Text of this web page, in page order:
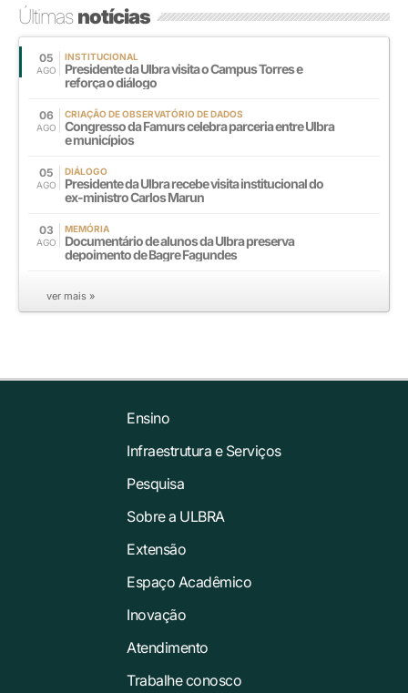
Últimasnotícias
05
AGO
INSTITUCIONAL
Presidente da Ulbra visita o Campus Torres e
reforça o diálogo
06
AGO
CRIAÇÃO DE OBSERVATÓRIO DE DADOS
Congresso da Famurs celebra parceria entre Ulbra
e municípios
05
AGO
DIÁLOGO
Presidente da Ulbra recebe visita institucional do
ex-ministro Carlos Marun
03
AGO
MEMÓRIA
Documentário de alunos da Ulbra preserva
depoimento de Bagre Fagundes
ver mais »
Ensino
Infraestrutura e Serviços
Pesquisa
Sobre a ULBRA
Extensão
Espaço Acadêmico
Inovação
Atendimento
Trabalhe conosco